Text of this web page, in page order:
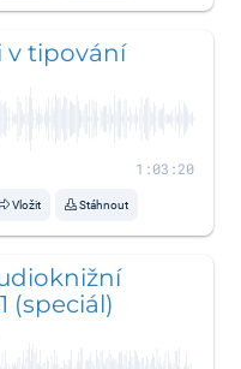
v tipování
1:03:20
Vložit Stáhnout
(speciál)